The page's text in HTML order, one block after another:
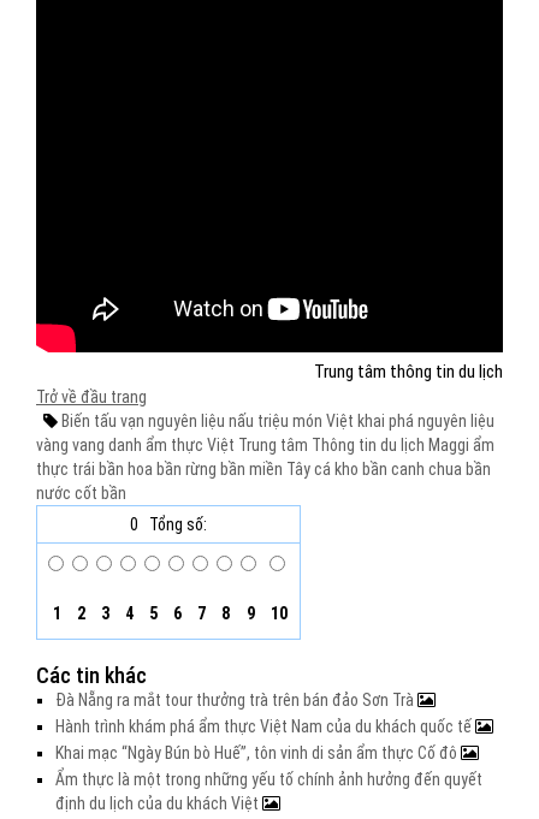
Trung tâm thông tin du lịch
Trở về đầu trang
Biến tấu vạn nguyên liệu nấu triệu món Việt khai phá nguyên liệu
vàng vang danh ẩm thực Việt Trung tâm Thông tin du lịch Maggi ẩm
thực trái bần hoa bần rừng bần miền Tâycá kho bần canh chua bần
nước cốt bần
0
Tổng số:
1 2 3 4 5 6 7 8 9 10
Các tin khác
Đà Nẵng ra mắt tour thưởng trà trên bán đảo Sơn Trà
Hành trình khám phá ẩm thực Việt Nam của du khách quốc tế
Khai mạc “Ngày Bún bò Huế”, tôn vinh di sản ẩm thực Cố đô
Ẩm thực là một trong những yếu tố chính ảnh hưởng đến quyết
định du lịch của du khách Việt